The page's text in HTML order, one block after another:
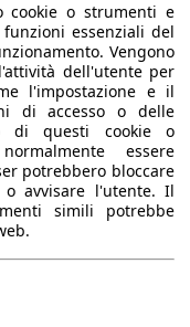
l
cookie o strumenti e
essenziali del
Vengono
dell'utente per
l'impostazione e il
di accesso o delle
di questi cookie o
essere
potrebbero bloccare
avvisare l'utente. Il
simili potrebbe